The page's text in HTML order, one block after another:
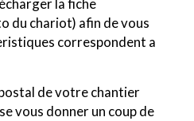
la fiche
du chariot) afin de vous
correspondent a
de votre chantier
vous donner un coup de